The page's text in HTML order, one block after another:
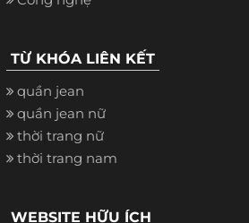
TỪ KHÓA LIÊN KẾT
quần jean
quần jean nữ
thời trang nữ
thời trang nam
WEBSITE HỮU ÍCH